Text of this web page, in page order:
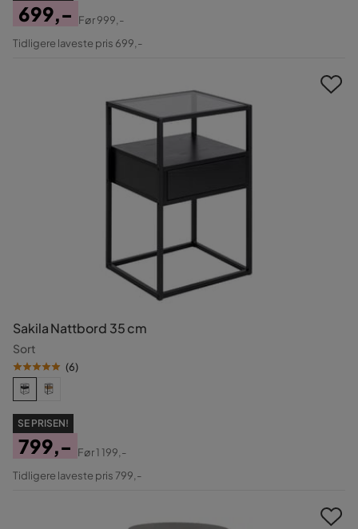
Pris
699,-
Original
Før999,-
Tidligere laveste pris 699,-
Sakila Nattbord 35 cm
Sort
(6)
SE PRISEN!
Pris
799,-
Original
Før1 199,-
Tidligere laveste pris 799,-